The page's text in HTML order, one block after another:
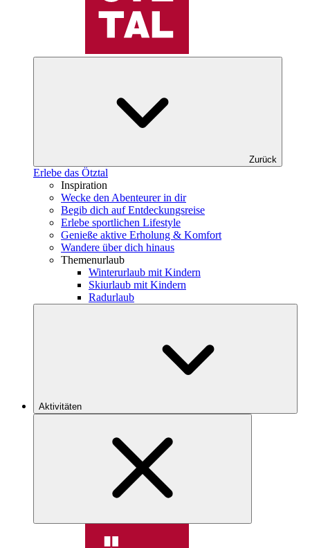
Zurück
Erlebe das Ötztal
Inspiration
Wecke den Abenteurer in dir
Begib dich auf Entdeckungsreise
Erlebe sportlichen Lifestyle
Genieße aktive Erholung & Komfort
Wandere über dich hinaus
Themenurlaub
Winterurlaub mit Kindern
Skiurlaub mit Kindern
Radurlaub
Aktivitäten